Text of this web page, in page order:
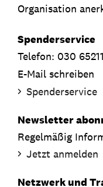
Organisation
Spenderservice
Telefon: 030
E-Mail schreiben
Spenderservice
Newsletter
Regelmäßig
Jetzt anmelden
Netzwerk und